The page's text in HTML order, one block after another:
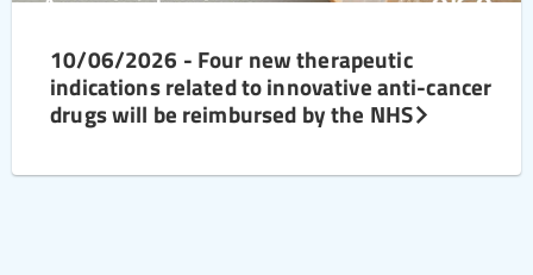
10/06/2026 - Four new therapeutic
indications related to innovative anti-cancer
drugs will be reimbursed by the NHS